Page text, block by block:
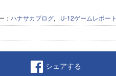
： ハナサカブログ,
U-12ゲームレポート
シェアする